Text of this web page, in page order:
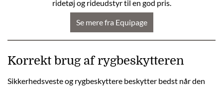
ridetøj og rideudstyr til en god pris.
Se mere fra Equipage
Korrekt brug af rygbeskytteren
Sikkerhedsveste og rygbeskyttere beskytter bedst når den